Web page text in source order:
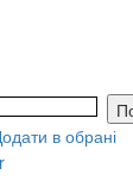
в обрані